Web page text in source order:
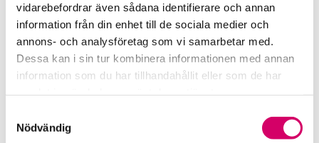
vidarebefordrar även sådana identifierare och annan
information från din enhet till de sociala medier och
annons- och analysföretag som vi samarbetar med.
Dessa kan i sin tur kombinera informationen med annan
information som du har tillhandahållit eller som de har
Nödvändig
Sundsvall
Telefon
060-66 11 24
Mobiltelefon
Skicka e-post